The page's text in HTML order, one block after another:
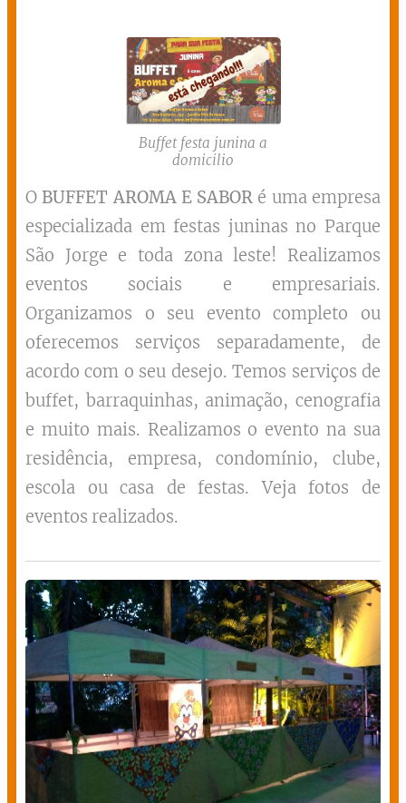
Buffet festa junina a
domicilio
O BUFFET AROMA E SABOR é uma empresa
especializada em festas juninas no Parque
São Jorge e toda zona leste! Realizamos
eventos sociais e empresariais.
Organizamos o seu evento completo ou
oferecemos serviços separadamente, de
acordo com o seu desejo. Temos serviços de
buffet, barraquinhas, animação, cenografia
e muito mais. Realizamos o evento na sua
residência, empresa, condomínio, clube,
escola ou casa de festas. Veja fotos de
eventos realizados.